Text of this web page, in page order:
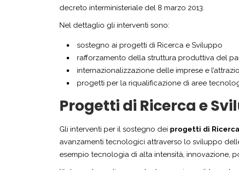
decreto interministeriale del 8 marzo 2013.
Nel dettaglio gli interventi sono:
sostegno ai progetti di Ricerca e Sviluppo
rafforzamento della struttura produttiva del
internazionalizzazione delle imprese e
progetti per la riqualificazione di aree
Progetti di Ricerca e
Gli interventi per il sostegno dei progetti di
avanzamenti tecnologici attraverso lo sviluppo
esempio tecnologia di alta intensità, innovazione,